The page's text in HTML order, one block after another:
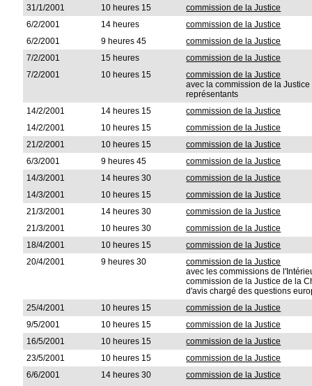
31/1/2001
10 heures 15
commission de la Justice
6/2/2001
14 heures
commission de la Justice
6/2/2001
9 heures 45
commission de la Justice
7/2/2001
15 heures
commission de la Justice
7/2/2001
10 heures 15
commission de la Justice
avec la commission de la
représentants
14/2/2001
14 heures 15
commission de la Justice
14/2/2001
10 heures 15
commission de la Justice
21/2/2001
10 heures 15
commission de la Justice
6/3/2001
9 heures 45
commission de la Justice
14/3/2001
14 heures 30
commission de la Justice
14/3/2001
10 heures 15
commission de la Justice
21/3/2001
14 heures 30
commission de la Justice
21/3/2001
10 heures 30
commission de la Justice
18/4/2001
10 heures 15
commission de la Justice
20/4/2001
9 heures 30
commission de la Justice
avec les commissions de
commission de la Justice de la
d'avis chargé des questions
25/4/2001
10 heures 15
commission de la Justice
9/5/2001
10 heures 15
commission de la Justice
16/5/2001
10 heures 15
commission de la Justice
23/5/2001
10 heures 15
commission de la Justice
6/6/2001
14 heures 30
commission de la Justice